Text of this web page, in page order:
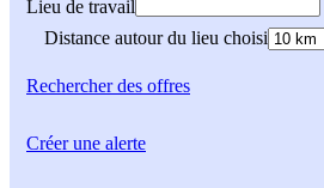
Lieu de travail
Distance autour du lieu choisi
Rechercherdes offres
Créer une alerte